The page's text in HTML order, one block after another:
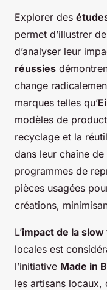
Explorer des
permet d’illustrer
d’analyser leur
réussies
change
marques telles qu’
modèles de
recyclage et la
dans leur chaîne
programmes de
pièces usagées
créations,
L’impact de la slow
locales est
l’initiative Made in
les artisans locaux,